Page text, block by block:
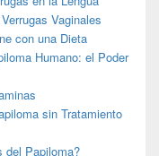
Vaginales
con una Dieta
Humano: el Poder
sin Tratamiento
del Papiloma?